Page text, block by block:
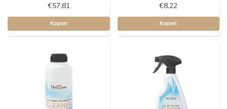
€57,81
Kopen
€8,22
Kopen